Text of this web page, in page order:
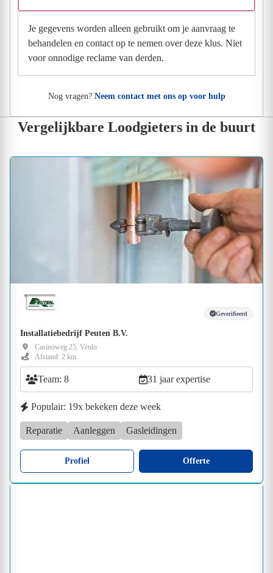
Je gegevens worden alleen gebruikt om je aanvraag te
behandelen en contact op te nemen over deze klus. Niet
voor onnodige reclame van derden.
Nog vragen? Neem contact met ons op voor hulp
Vergelijkbare Loodgieters in de buurt
Geverifieerd
Installatiebedrijf Peuten B.V.
Casinoweg 25, Venlo
Afstand: 2 km
Team: 8 31 jaar expertise
Populair: 19x bekeken deze week
Reparatie Aanleggen Gasleidingen
Profiel Offerte